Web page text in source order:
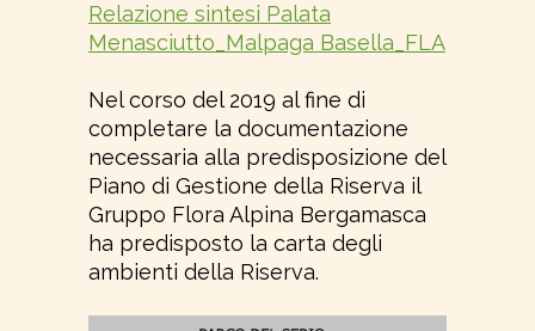
Relazione sintesi Palata
Menasciutto_Malpaga Basella_FLA
Nel corso del 2019 al fine di
completare la documentazione
necessaria alla predisposizione del
Piano di Gestione della Riserva il
Gruppo Flora Alpina Bergamasca
ha predisposto la carta degli
ambienti della Riserva.